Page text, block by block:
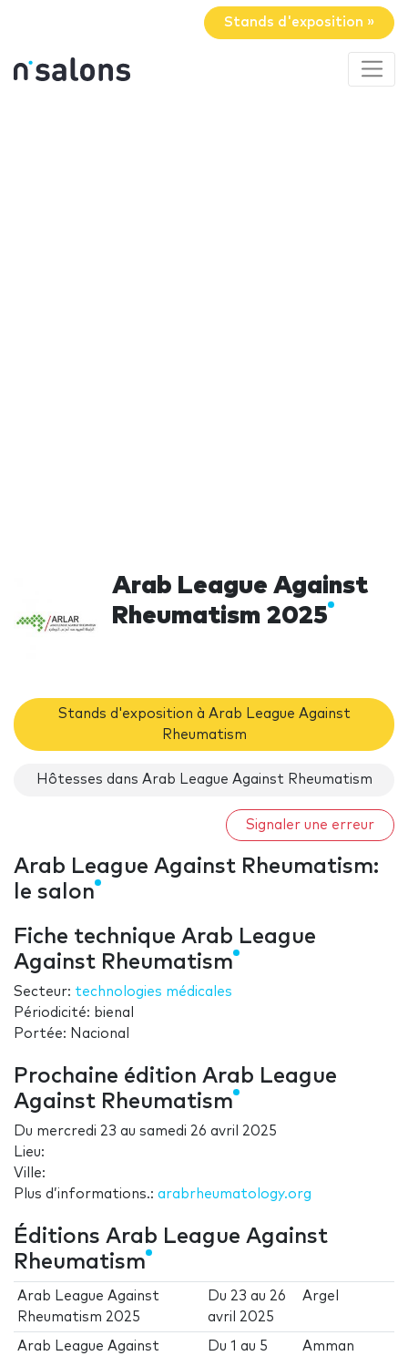
Stands d'exposition »
Arab League Against
Rheumatism 2025
Stands d'exposition à Arab League Against
Rheumatism
Hôtesses dans Arab League Against Rheumatism
Signaler une erreur
Arab League Against Rheumatism:
le salon
Fiche technique Arab League
Against Rheumatism
Secteur: technologies médicales
Périodicité: bienal
Portée: Nacional
Prochaine édition Arab League
Against Rheumatism
Du mercredi 23 au samedi 26 avril 2025
Lieu:
Ville:
Plus d’informations.: arabrheumatology.org
Éditions Arab League Against
Rheumatism
Arab League Against
Rheumatism 2025
Du 23 au 26
avril 2025
Argel
Arab League Against
Du1 au 5
Amman